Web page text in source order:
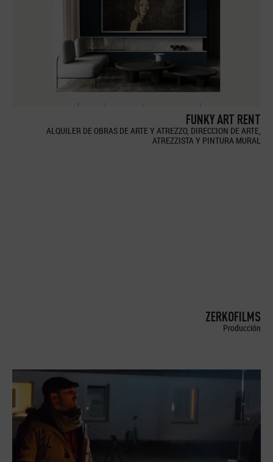
FUNKY ART RENT
ALQUILER DE OBRAS DE ARTE Y ATREZZO, DIRECCION DE ARTE,
ATREZZISTA Y PINTURA MURAL
ZERKOFILMS
Producción